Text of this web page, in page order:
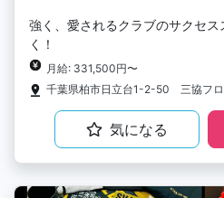
強く、愛されるクラブのサクセ
く！
月給: 331,500円〜
千葉県柏市日立台1-2-50 三協フロ
気になる